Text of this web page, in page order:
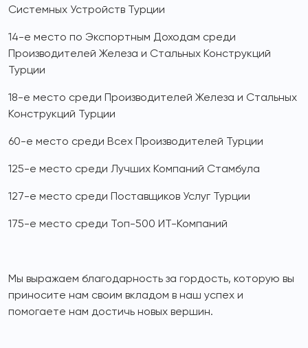
Системных Устройств Турции
14-е место по Экспортным Доходам среди
Производителей Железа и Стальных Конструкций
Турции
18-е место среди Производителей Железа и Стальных
Конструкций Турции
60-е место среди Всех Производителей Турции
125-е место среди Лучших Компаний Стамбула
127-е место среди Поставщиков Услуг Турции
175-е место среди Топ-500 ИТ-Компаний
Мы выражаем благодарность за гордость, которую вы
приносите нам своим вкладом в наш успех и
помогаете нам достичь новых вершин.